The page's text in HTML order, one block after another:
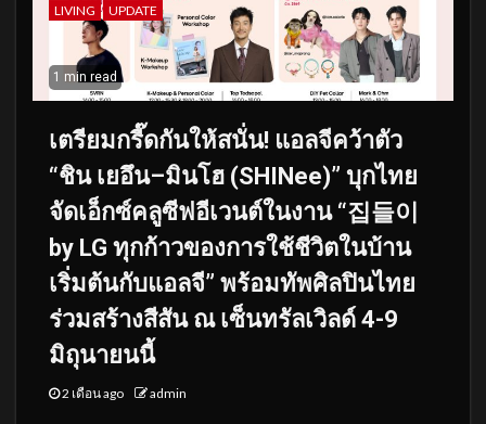
LIVING UPDATE
1 min read
เตรียมกรี๊ดกันให้สนั่น! แอลจีคว้าตัว
“ชิน เยอึน–มินโฮ (SHINee)” บุกไทย
จัดเอ็กซ์คลูซีฟอีเวนต์ในงาน “집들이
by LG ทุกก้าวของการใช้ชีวิตในบ้าน
เริ่มต้นกับแอลจี” พร้อมทัพศิลปินไทย
ร่วมสร้างสีสัน ณ เซ็นทรัลเวิลด์ 4-9
มิถุนายนนี้
2 เดือน ago admin